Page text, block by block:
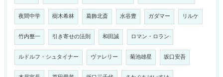
夜間中学 樹木希林 葛飾北斎 水谷豊 ガダマー リルケ
竹内整一 引き寄せの法則 和田誠 ロマン・ロラン
ルドルフ・シュタイナー ヴァレリー 菊池雄星 坂口安吾